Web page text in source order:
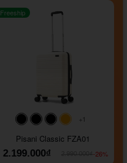
#000000#000000
#000000
#ffa500
+1
Freeship
Pisani Classic FZA01
2.199.000₫
-26%